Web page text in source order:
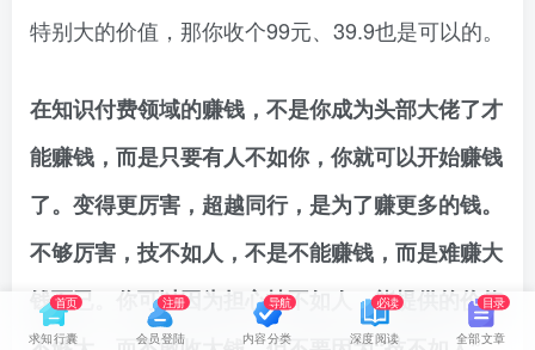
特别大的价值，那你收个99元、39.9也是可以的。
在知识付费领域的赚钱，不是你成为头部大佬了才
能赚钱，而是只要有人不如你，你就可以开始赚钱
了。变得更厉害，超越同行，是为了赚更多的钱。
不够厉害，技不如人，不是不能赚钱，而是难赚大
钱而已。你可以因为担心技不如人，能提供的价值
求知行囊
首页
会员登陆
注册
内容分类
导航
深度阅读
必读
全部文章
目录